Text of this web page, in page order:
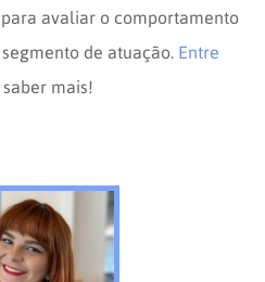
para avaliar o comportamento
de atuação. Entre
mais!